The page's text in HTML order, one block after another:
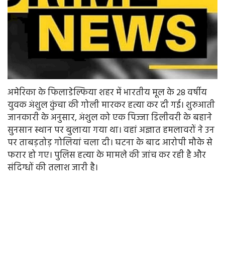
अमेरिका के फिलाडेल्फिया शहर में भारतीय मूल के 28 वर्षीय
युवक अंशुल कुंचा की गोली मारकर हत्या कर दी गई। शुरुआती
जानकारी के अनुसार, अंशुल को एक पिज्जा डिलीवरी के बहाने
सुनसान स्थान पर बुलाया गया था। वहां अज्ञात हमलावरों ने उन
पर ताबड़तोड़ गोलियां चला दी। घटना के बाद आरोपी मौके से
फरार हो गए। पुलिस हत्या के मामले की जांच कर रही है और
संदिग्धों की तलाश जारी है।